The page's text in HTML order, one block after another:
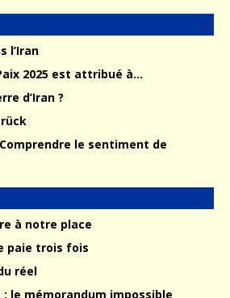
l’Iran
2025 est attribué à…
d’Iran ?
le sentiment de
à notre place
paie trois fois
réel
: le mémorandum impossible